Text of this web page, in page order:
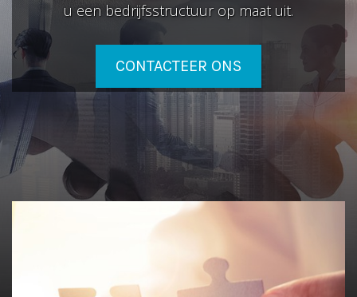
u een bedrijfsstructuur op maat uit.
CONTACTEER ONS